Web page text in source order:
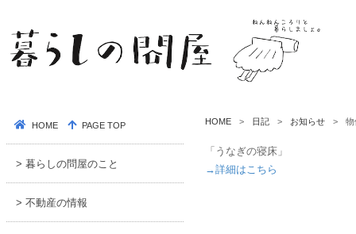
HOME 日記 お知らせ 物
「うなぎの寝床」
→詳細はこちら
HOME PAGE TOP
> 暮らしの問屋のこと
> 不動産の情報